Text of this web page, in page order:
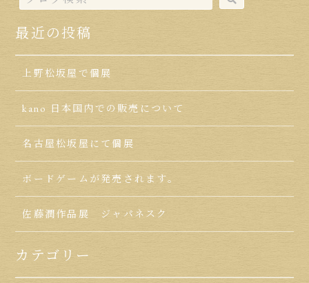
最近の投稿
上野松坂屋で個展
kano 日本国内での販売について
名古屋松坂屋にて個展
ボードゲームが発売されます。
佐藤潤作品展 ジャパネスク
カテゴリー